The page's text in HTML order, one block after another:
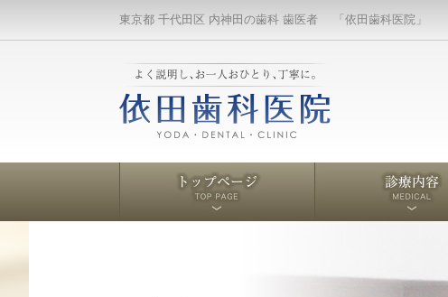
東京都 千代田区 内神田の歯科 歯医者 「依田歯科医院」